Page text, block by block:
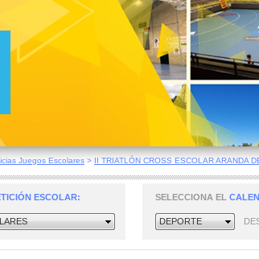
Juegos Escolares > II TRIATLÓN CROSS ESCOLAR ARANDA
ESCOLAR: SELECCIONA EL
DEPORTE